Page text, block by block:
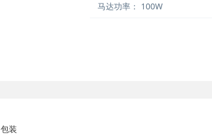
马达功率： 100W
包装